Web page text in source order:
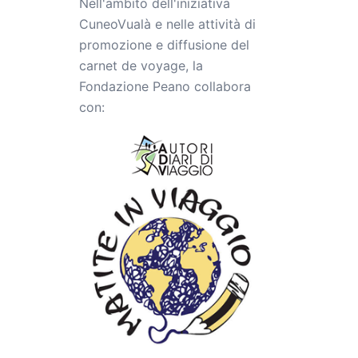
Nell'ambito dell'iniziativa
CuneoVualà e nelle attività di
promozione e diffusione del
carnet de voyage, la
Fondazione Peano collabora
con: